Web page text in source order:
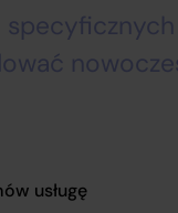
usługę